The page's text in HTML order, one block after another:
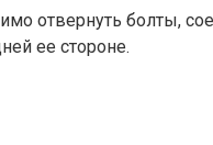
отвернуть болты,
ее стороне.